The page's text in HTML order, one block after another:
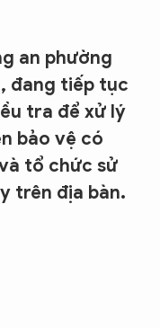
an phường
đang tiếp tục
tra để xử lý
bảo vệ có
tổ chức sử
trên địa bàn.